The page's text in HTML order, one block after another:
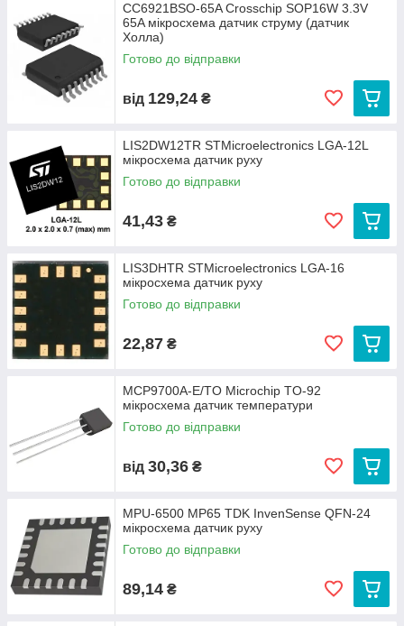
CC6921BSO-65A Crosschip SOP16W 3.3V
65A мікросхема датчик струму (датчик
Холла)
Готово до відправки
від 129,24 ₴
LIS2DW12TR STMicroelectronics LGA-12L
мікросхема датчик руху
Готово до відправки
41,43 ₴
LIS3DHTR STMicroelectronics LGA-16
мікросхема датчик руху
Готово до відправки
22,87 ₴
MCP9700A-E/TO Microchip TO-92
мікросхема датчик температури
Готово до відправки
від 30,36 ₴
MPU-6500 MP65 TDK InvenSense QFN-24
мікросхема датчик руху
Готово до відправки
89,14 ₴